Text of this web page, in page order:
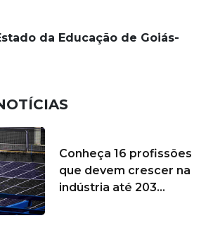
da Educação de Goiás-
Conheça 16 profissões
que devem crescer na
indústria até 203...